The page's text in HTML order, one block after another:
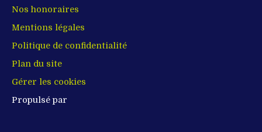
Nos honoraires
Mentions légales
Politique de confidentialité
Plan du site
Gérer les cookies
Propulsé par